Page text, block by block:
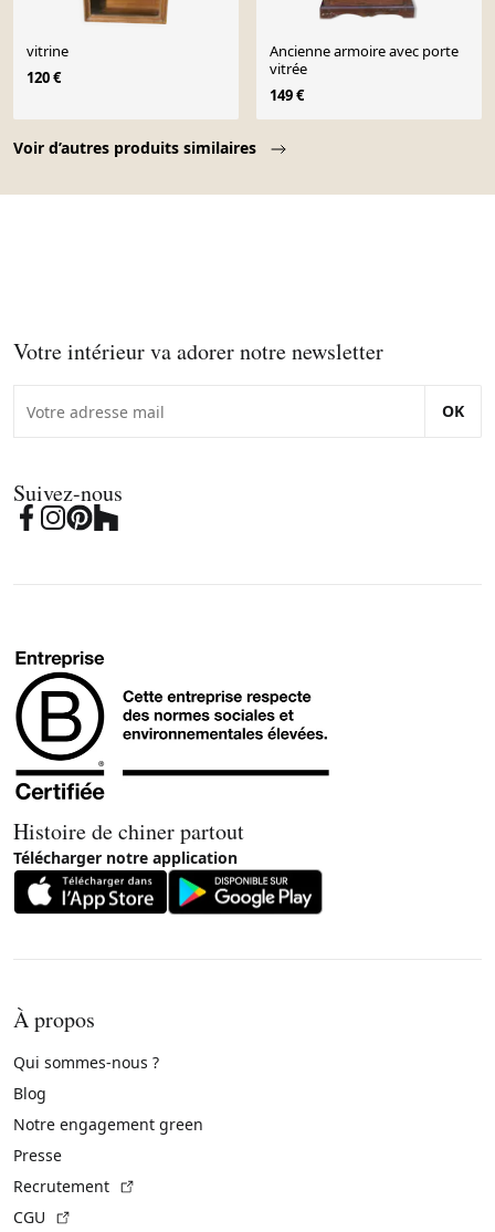
Voir d’autres produits similaires
vitrine
120 €
Ancienne armoire avec porte
vitrée
149 €
Votre intérieur va adorer notre newsletter
OK
Suivez-nous
Histoire de chiner partout
Télécharger notre application
À propos
Qui sommes-nous ?
Blog
Notre engagement green
Presse
Recrutement
CGU